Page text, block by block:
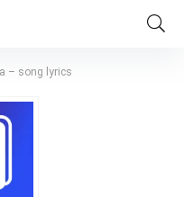
– song lyrics